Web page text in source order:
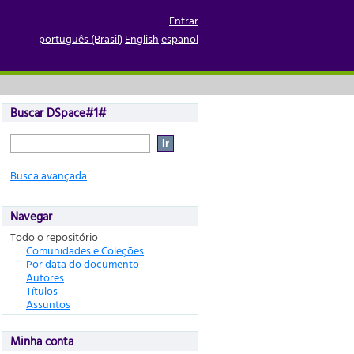
Entrar
português (Brasil)Englishespañol
Buscar DSpace#1#
Busca avançada
Navegar
Todo o repositório
Comunidades e Coleções
Por data do documento
Autores
Títulos
Assuntos
Minha conta